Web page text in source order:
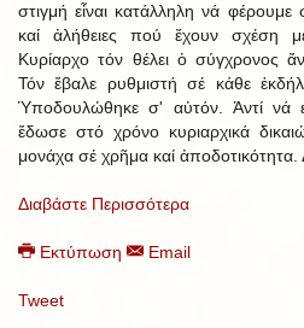
στιγμή εἶναι κατάλληλη νά
καί ἀλήθειες πού ἔχουν σχέση
Κυρίαρχο τόν θέλει ὁ σύγχρονος
Τόν ἔβαλε ρυθμιστή σέ κάθε
Ὑποδουλώθηκε σ' αὐτόν. Ἀντί νά
ἔδωσε στό χρόνο κυριαρχικά
μονάχα σέ χρῆμα καί ἀποδοτικότητα.
Διαβάστε Περισσότερα
Εκτύπωση Email
Tweet